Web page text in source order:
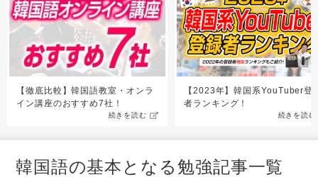
【徹底比較】韓国語教室・オンラ
イン講座のおすすめ7社！
続きを読む
【2023年】韓国系YouTuber登
者ランキング！
続きを読む
韓国語の基本となる勉強記事一覧